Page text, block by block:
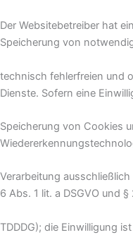
Der Websitebetreiber hat
Speicherung von
technisch fehlerfreien und
Dienste. Sofern eine
Speicherung von Cookies
Verarbeitung
6 Abs. 1 lit. a DSGVO und §
TDDDG); die Einwilligung